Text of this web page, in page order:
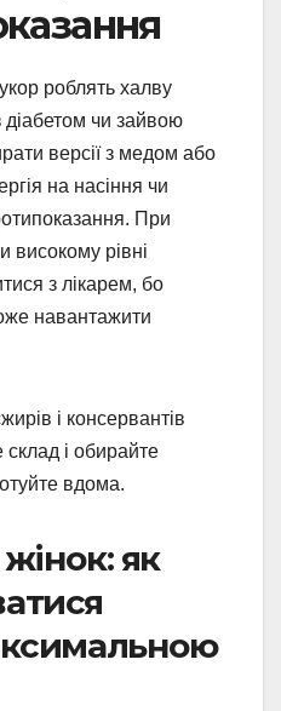
роблять халву
чи зайвою
версії з медом або
на насіння чи
При
високому рівні
з лікарем, бо
навантажити
і консервантів
і обирайте
вдома.
як